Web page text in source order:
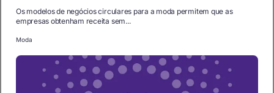
Os modelos de negócios circulares para a moda permitem que as
empresas obtenham receita sem...
Moda